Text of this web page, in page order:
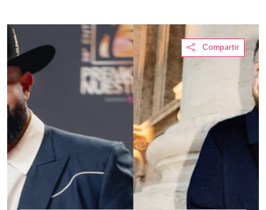
Compartir